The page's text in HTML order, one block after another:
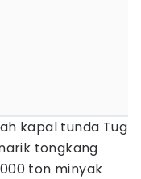
kapal tunda Tug
tongkang
ton minyak